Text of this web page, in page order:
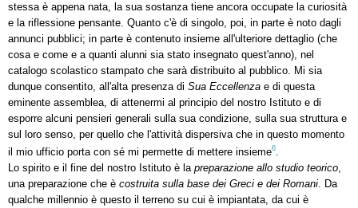
stessa è appena nata, la sua sostanza tiene ancora occupate la curiosità
e la riflessione pensante. Quanto c'è di singolo, poi, in parte è noto dagli
annunci pubblici; in parte è contenuto insieme all'ulteriore dettaglio (che
cosa e come e a quanti alunni sia stato insegnato quest'anno), nel
catalogo scolastico stampato che sarà distribuito al pubblico. Mi sia
dunque consentito, all'alta presenza di Sua Eccellenza e di questa
eminente assemblea, di attenermi al principio del nostro Istituto e di
esporre alcuni pensieri generali sulla sua condizione, sulla sua struttura e
sul loro senso, per quello che l'attività dispersiva che in questo momento
il mio ufficio porta con sé mi permette di mettere insieme6
Lo spirito e il fine del nostro Istituto è la preparazione allo studio teorico
una preparazione che è costruita sulla base dei Greci e dei Romani . Da
qualche millennio è questo il terreno su cui è impiantata, da cui è